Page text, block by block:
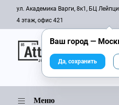
ул. Академика Варги, 8к1, БЦ
4 этаж, офис 421
Онлайн-журнал
Меню
Ваш город —
Да, сохранить